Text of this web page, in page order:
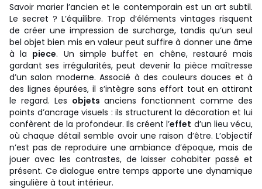
Savoir marier l’ancien et le contemporain est un art subtil.
Le secret ? L’équilibre. Trop d’éléments vintages risquent
de créer une impression de surcharge, tandis qu’un seul
bel objet bien mis en valeur peut suffire à donner une âme
à la piece. Un simple buffet en chêne, restauré mais
gardant ses irrégularités, peut devenir la pièce maîtresse
d’un salon moderne. Associé à des couleurs douces et à
des lignes épurées, il s’intègre sans effort tout en attirant
le regard. Les objets anciens fonctionnent comme des
points d’ancrage visuels : ils structurent la décoration et lui
confèrent de la profondeur. Ils créent l’effet d’un lieu vécu,
où chaque détail semble avoir une raison d’être. L’objectif
n’est pas de reproduire une ambiance d’époque, mais de
jouer avec les contrastes, de laisser cohabiter passé et
présent. Ce dialogue entre temps apporte une dynamique
singulière à tout intérieur.